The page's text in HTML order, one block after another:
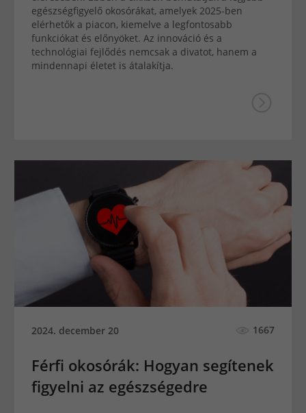
egészségfigyelő okosórákat, amelyek 2025-ben
elérhetők a piacon, kiemelve a legfontosabb
funkciókat és előnyöket. Az innováció és a
technológiai fejlődés nemcsak a divatot, hanem a
mindennapi életet is átalakítja.
2024. december 20 1667
Férfi okosórák: Hogyan segítenek
figyelni az egészségedre